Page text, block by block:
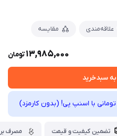
علاقه‌مندی مقایسه
13,985,000تومان
سبدخرید
تضمین کیفیت و قیمت مصرف